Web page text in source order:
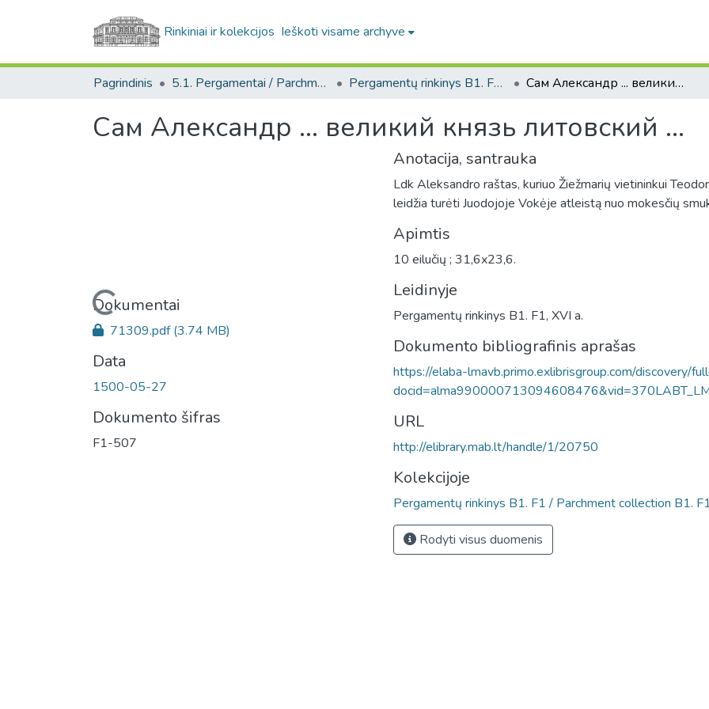
Rinkiniai ir kolekcijos Ieškoti visame archyve
Pagrindinis 5.1. Pergamentai / Parchments Pergamentų rinkinys B1. F1 / Parchment collection B1. F1 Сам Александр ... великий князь литовский ...
Сам Александр ... великий князь литовский ...
Įkeliama...
Dokumentai
71309.pdf(3.74 MB)
Data
1500-05-27
Dokumento šifras
F1-507
Anotacija, santrauka
Ldk Aleksandro raštas, kuriuo Žiežmarių vietininkui
leidžia turėti Juodojoje Vokėje atleistą nuo mokesčių
Apimtis
10 eilučių ; 31,6x23,6.
Leidinyje
Pergamentų rinkinys B1. F1, XVI a.
Dokumento bibliografinis aprašas
https://elaba-lmavb.primo.exlibrisgroup.com/discovery/
URL
http://elibrary.mab.lt/handle/1/20750
Kolekcijoje
Pergamentų rinkinys B1. F1 / Parchment collection B1.
Rodyti visus duomenis